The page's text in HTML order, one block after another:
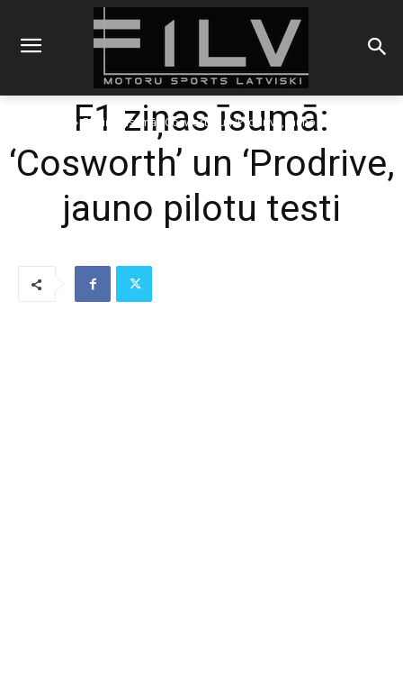
F1 ziņas īsumā: 'Cosworth' un 'Prodrive, jauno pilotu testi
F1 ziņas īsumā:
‘Cosworth’ un ‘Prodrive,
jauno pilotu testi